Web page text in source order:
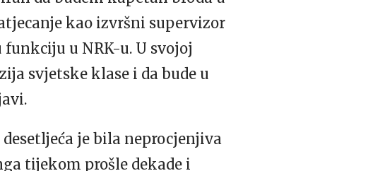
kao izvršni supervizor
u NRK-u. U svojoj
svjetske klase i da bude u
je bila neprocjenjiva
tijekom prošle dekade i